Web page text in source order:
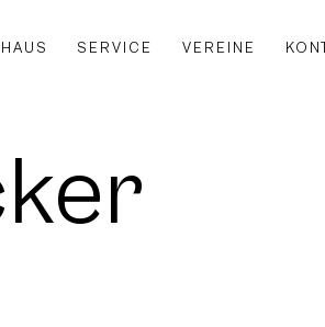
HAUS SERVICE VEREINE